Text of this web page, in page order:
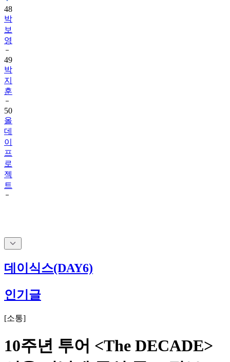
48
박
보
영
49
박
지
훈
50
올
데
이
프
로
젝
트
데이식스(DAY6)
인기글
[소통]
10주년 투어 <The DECADE>